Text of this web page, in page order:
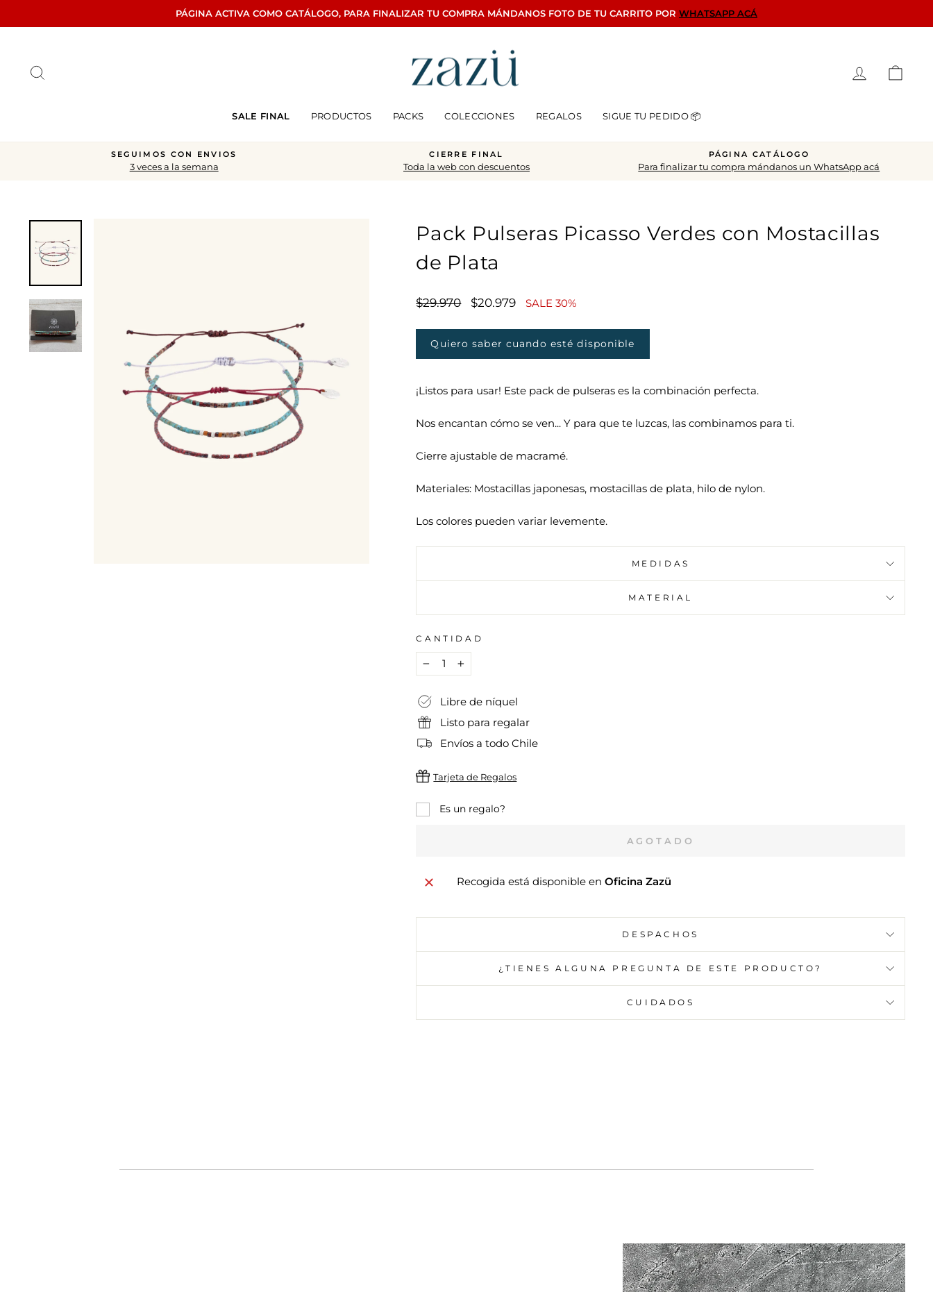
PÁGINA ACTIVA COMO CATÁLOGO, PARA FINALIZAR TU COMPRA MÁNDANOS FOTO DE TU CARRITO POR WHATSAPP ACÁ
Ingresar
SALE FINAL PRODUCTOS PACKS COLECCIONES REGALOS SIGUE TU PEDIDO 📦
diapositivas
SEGUIMOS CON ENVIOS
3 veces a la semana
CIERRE FINAL
Toda la web con descuentos
PÁGINA CATÁLOGO
Para finalizar tu compra mándanos un WhatsApp acá
Pack Pulseras Picasso Verdes con Mostacillas
de Plata
Precio
$29.970
Precio
oferta
$20.979 SALE 30%
Quiero saber cuando esté disponible
¡Listos para usar! Este pack de pulseras es la combinación perfecta.
Nos encantan cómo se ven... Y para que te luzcas, las combinamos para ti.
Cierre ajustable de macramé.
Materiales: Mostacillas japonesas, mostacillas de plata, hilo de nylon.
Los colores pueden variar levemente.
MEDIDAS
MATERIAL
CANTIDAD
− +
Libre de níquel
Listo para regalar
Envíos a todo Chile
Tarjeta de Regalos
Es un regalo?
AGOTADO
Recogida está disponible en Oficina Zazü
DESPACHOS
¿TIENES ALGUNA PREGUNTA DE ESTE PRODUCTO?
CUIDADOS